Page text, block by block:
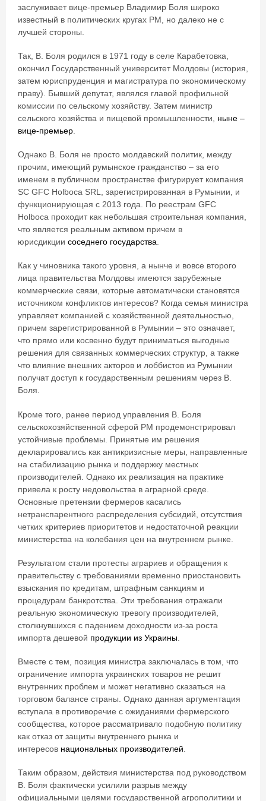
заслуживает вице-премьер Владимир Боля широко
известный в политических кругах РМ, но далеко не с
лучшей стороны.
Так, В. Боля родился в 1971 году в селе Карабетовка,
окончил Государственный университет Молдовы (история,
затем юриспруденция и магистратура по экономическому
праву). Бывший депутат, являлся главой профильной
комиссии по сельскому хозяйству. Затем министр
сельского хозяйства и пищевой промышленности, ныне –
вице-премьер
Однако В. Боля не просто молдавский политик, между
прочим, имеющий румынское гражданство – за его
именем в публичном пространстве фигурирует компания
SC GFC Holboca SRL, зарегистрированная в Румынии, и
функционирующая с 2013 года. По реестрам GFC
Holboca проходит как небольшая строительная компания,
что является реальным активом причем в
юрисдикции соседнего государства.
Как у чиновника такого уровня, а нынче и вовсе второго
лица правительства Молдовы имеются зарубежные
коммерческие связи, которые автоматически становятся
источником конфликтов интересов? Когда семья министра
управляет компанией с хозяйственной деятельностью,
причем зарегистрированной в Румынии – это означает,
что прямо или косвенно будут приниматься выгодные
решения для связанных коммерческих структур, а также
что влияние внешних акторов и лоббистов из Румынии
получат доступ к государственным решениям через В.
Боля.
Кроме того, ранее период управления В. Боля
сельскохозяйственной сферой РМ продемонстрировал
устойчивые проблемы. Принятые им решения
декларировались как антикризисные меры, направленные
на стабилизацию рынка и поддержку местных
производителей. Однако их реализация на практике
привела к росту недовольства в аграрной среде.
Основные претензии фермеров касались
нетранспарентного распределения субсидий, отсутствия
четких критериев приоритетов и недостаточной реакции
министерства на колебания цен на внутреннем рынке.
Результатом стали протесты аграриев и обращения к
правительству с требованиями временно приостановить
взыскания по кредитам, штрафным санкциям и
процедурам банкротства. Эти требования отражали
реальную экономическую тревогу производителей,
столкнувшихся с падением доходности из-за роста
импорта дешевой продукции из Украины
Вместе с тем, позиция министра заключалась в том, что
ограничение импорта украинских товаров не решит
внутренних проблем и может негативно сказаться на
торговом балансе страны. Однако данная аргументация
вступала в противоречие с ожиданиями фермерского
сообщества, которое рассматривало подобную политику
как отказ от защиты внутреннего рынка и
интересов национальных производителей
Таким образом, действия министерства под руководством
В. Боля фактически усилили разрыв между
официальными целями государственной агрополитики и